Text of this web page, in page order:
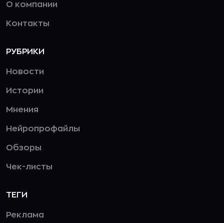
О компании
Контакты
РУБРИКИ
Новости
Истории
Мнения
Нейропрофайлы
Обзоры
Чек-листы
ТЕГИ
Реклама